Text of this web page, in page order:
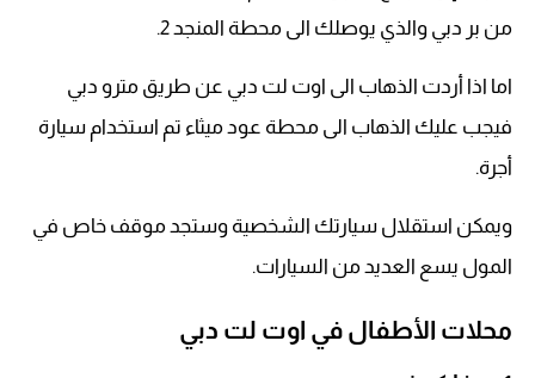
من بر دبي والذي يوصلك الى محطة المنجد 2.
اما اذا أردت الذهاب الى اوت لت دبي عن طريق مترو دبي
فيجب عليك الذهاب الى محطة عود ميثاء تم استخدام سيارة
أجرة.
ويمكن استقلال سيارتك الشخصية وستجد موقف خاص في
المول يسع العديد من السيارات.
محلات الأطفال في اوت لت دبي